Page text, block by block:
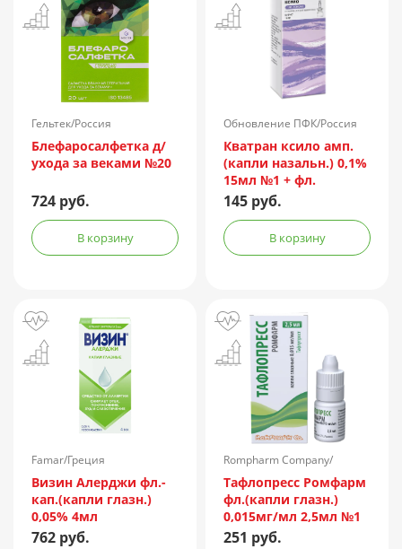
Гельтек/Россия
Блефаросалфетка д/
ухода за веками №20
724 руб.
В корзину
Обновление ПФК/Россия
Кватран ксило амп.
(капли назальн.) 0,1%
15мл №1 + фл.
145 руб.
В корзину
Famar/Греция
Визин Алерджи фл.-
кап.(капли глазн.)
0,05% 4мл
762 руб.
Rompharm Company/
Румыния
Тафлопресс Ромфарм
фл.(капли глазн.)
0,015мг/мл 2,5мл №1
пач.карт.
251 руб.